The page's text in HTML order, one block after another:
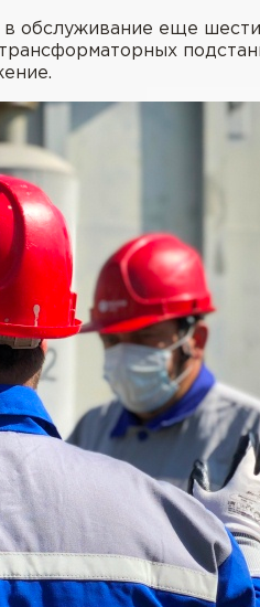
обслуживание еще